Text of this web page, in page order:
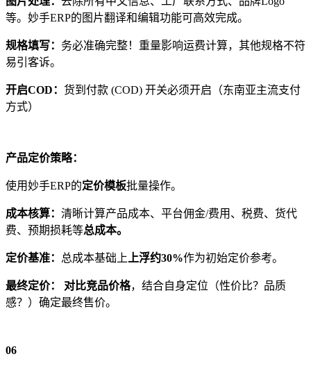
等。妙手ERP的图片翻译和编辑功能可高效完成。
规格填写： 务必准确完整！重量影响运费计算，其他规格不符
易引客诉。
开启COD： 货到付款 (COD) 开关必须开启（东南亚主流支付
方式）
产品定价策略：
使用妙手ERP的定价模板批量操作。
成本核算： 清晰计算产品成本、平台佣金/费用、税费、货代
费、预期损耗等总成本。
定价基准： 总成本基础上 上浮约30%作为初始定价参考。
最终定价： 对比竞品价格，结合自身定位（性价比？品质
感？）确定最终售价。
06